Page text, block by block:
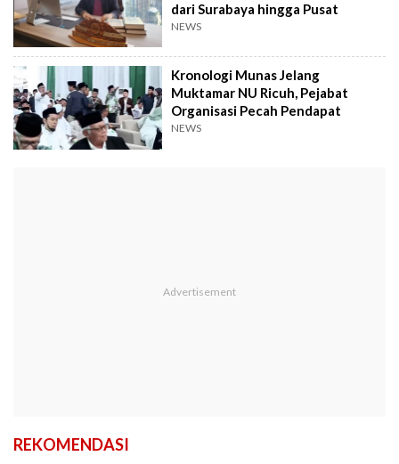
dari Surabaya hingga Pusat
NEWS
Kronologi Munas Jelang
Muktamar NU Ricuh, Pejabat
Organisasi Pecah Pendapat
NEWS
REKOMENDASI